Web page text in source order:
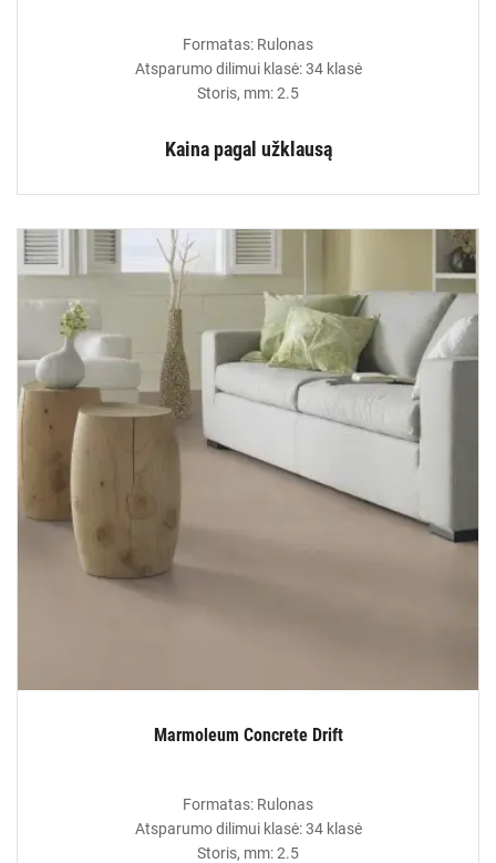
Formatas: Rulonas
Atsparumo dilimui klasė: 34 klasė
Storis, mm: 2.5
Kaina pagal užklausą
Marmoleum Concrete Drift
Formatas: Rulonas
Atsparumo dilimui klasė: 34 klasė
Storis, mm: 2.5